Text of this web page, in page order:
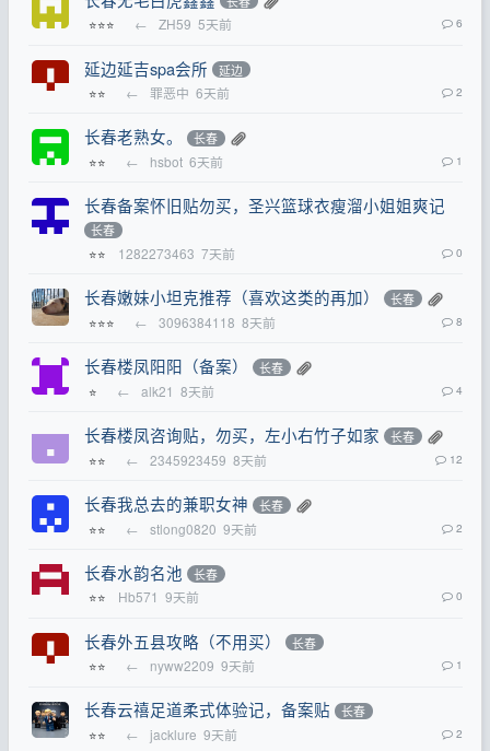
⭐⭐⭐ ← ZH59 5天前 6
延边延吉spa会所 延边
⭐⭐ ← 罪恶中 6天前 2
长春老熟女。 长春
⭐⭐ ← hsbot 6天前 1
长春备案怀旧贴勿买，圣兴篮球衣瘦溜小姐姐爽记
长春
⭐⭐ 1282273463 7天前 0
长春嫩妹小坦克推荐（喜欢这类的再加） 长春
⭐⭐⭐ ← 3096384118 8天前 8
长春楼凤阳阳（备案） 长春
⭐ ← alk21 8天前 4
长春楼凤咨询贴，勿买，左小右竹子如家 长春
⭐⭐ ← 2345923459 8天前 12
长春我总去的兼职女神 长春
⭐⭐ ← stlong0820 9天前 2
长春水韵名池 长春
⭐⭐ Hb571 9天前 0
长春外五县攻略（不用买） 长春
⭐⭐ ← nyww2209 9天前 1
长春云禧足道柔式体验记，备案贴 长春
⭐⭐ ← jacklure 9天前 2